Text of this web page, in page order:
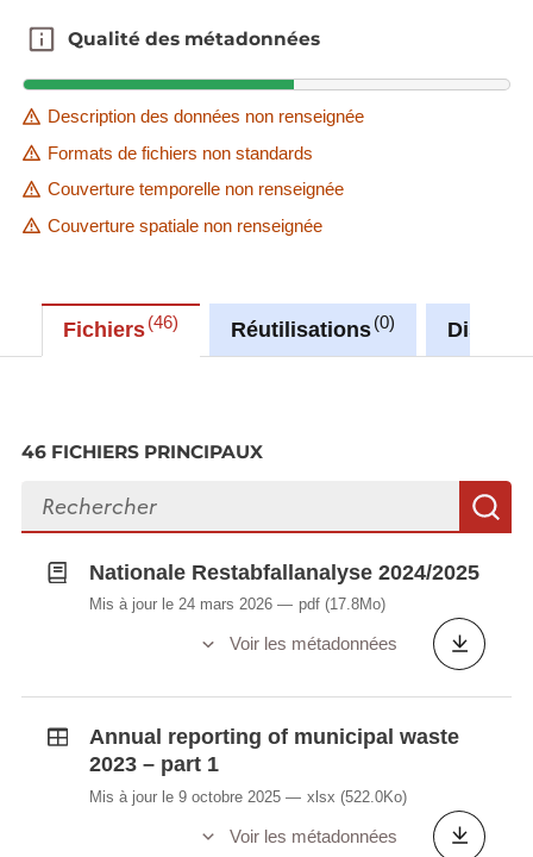
Qualité des métadonnées
Qualité des métadonnées
Description des données non renseignée
Formats de fichiers non standards
Couverture temporelle non renseignée
Couverture spatiale non renseignée
Fichiers 46 Réutilisations 0
46 FICHIERS PRINCIPAUX
Rechercher des fichiers
Nationale Restabfallanalyse 2024/2025
Mis à jour le 24 mars 2026 pdf (17.8Mo)
Voir les métadonnées
Annual reporting of municipal waste
2023 – part 1
Mis à jour le 9 octobre 2025 xlsx (522.0Ko)
Voir les métadonnées